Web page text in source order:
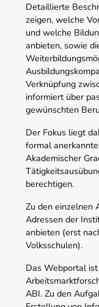
Detaillierte
zeigen, welche
und welche
anbieten, sowie
Verknüpfung
informiert über
gewünschten
Der Fokus liegt
formal
Akademischer
berechtigen.
Zu den einzelnen
Adressen der
anbieten (erst
Volksschulen).
Das Webportal
ABI. Zu den